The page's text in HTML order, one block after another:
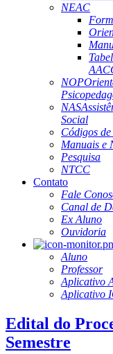
NEAC
NOP
NAS
Social
Códigos
Manuais e
Pesquisa
NTCC
Contato
Fale
Canal de
Ex Aluno
Ouvidoria
Aluno
Professor
Aplicativo
Aplicativo
Edital do
Semestre